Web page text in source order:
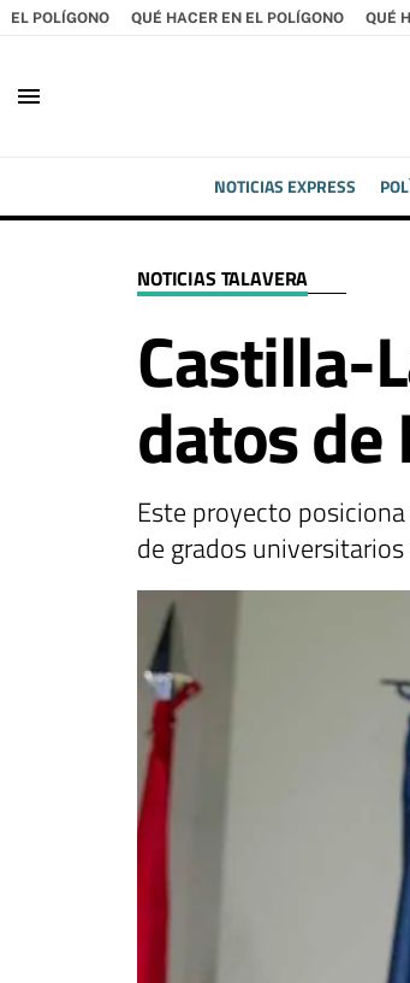
EL POLÍGONO QUÉ HACER EN EL POLÍGONO QUÉ
menu
NOTICIAS EXPRESS
NOTICIAS TALAVERA
Castilla-
datos de
Este proyecto
de grados